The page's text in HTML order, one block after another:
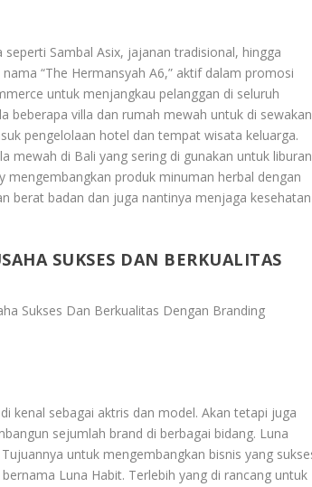
Sambal Asix, jajanan tradisional, hingga
“The Hermansyah A6,” aktif dalam promosi
untuk menjangkau pelanggan di seluruh
beberapa villa dan rumah mewah untuk di
pengelolaan hotel dan tempat wisata keluarga.
mewah di Bali yang sering di gunakan untuk liburan
mengembangkan produk minuman herbal dengan
berat badan dan juga nantinya menjaga kesehatan
SUKSES DAN BERKUALITAS
Sukses Dan Berkualitas Dengan Branding
kenal sebagai aktris dan model. Akan tetapi juga
sejumlah brand di berbagai bidang. Luna
untuk mengembangkan bisnis yang
Luna Habit. Terlebih yang di rancang untuk